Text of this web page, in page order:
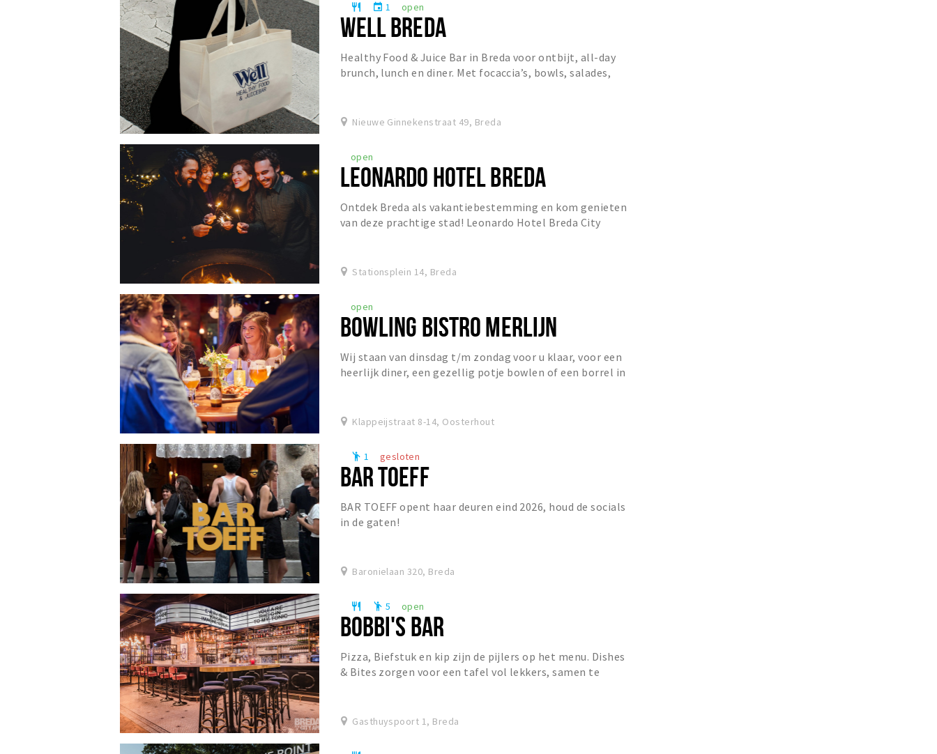
restaurant event 1 open
WELL BREDA
Healthy Food & Juice Bar in Breda voor ontbijt, all-day
brunch, lunch en diner. Met focaccia’s, bowls, salades,
Nieuwe Ginnekenstraat 49, Breda
open
LEONARDO HOTEL BREDA
Ontdek Breda als vakantiebestemming en kom genieten
van deze prachtige stad! Leonardo Hotel Breda City
Stationsplein 14, Breda
open
BOWLING BISTRO MERLIJN
Wij staan van dinsdag t/m zondag voor u klaar, voor een
heerlijk diner, een gezellig potje bowlen of een borrel in
Klappeijstraat 8-14, Oosterhout
emoji_people 1 gesloten
BAR TOEFF
BAR TOEFF opent haar deuren eind 2026, houd de socials
in de gaten!
Baronielaan 320, Breda
restaurant emoji_people 5 open
BOBBI'S BAR
Pizza, Biefstuk en kip zijn de pijlers op het menu. Dishes
& Bites zorgen voor een tafel vol lekkers, samen te
Gasthuyspoort 1, Breda